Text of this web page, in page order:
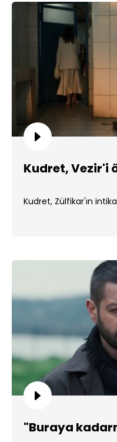
Kudret, Vezir'i
Kudret, Zülfikar'ın
"Buraya